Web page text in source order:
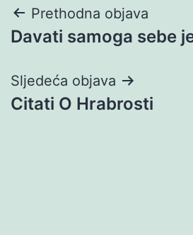
Navigacija
objava
Prethodna objava
Davati samoga sebe
Sljedeća objava
Citati O Hrabrosti